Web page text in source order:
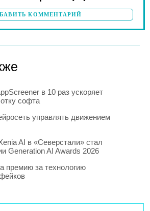
КОММЕНТАРИЙ
в 10 раз ускоряет
софта
управлять движением
AI в «Северстали» стал
Generation AI Awards 2026
премию за технологию